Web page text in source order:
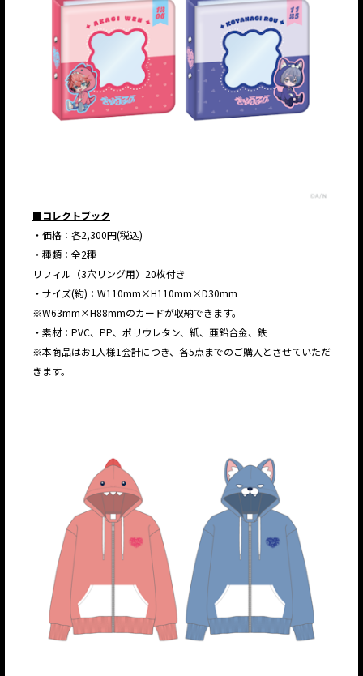
■コレクトブック
・価格：各2,300円(税込)
・種類：全2種
リフィル（3穴リング用）20枚付き
・サイズ(約)：W110mm×H110mm×D30mm
※W63mm×H88mmのカードが収納できます。
・素材：PVC、PP、ポリウレタン、紙、亜鉛合金、鉄
※本商品はお1人様1会計につき、各5点までのご購入とさせていただ
きます。